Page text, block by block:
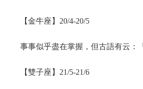
【金牛座】20/4-20/5
事事似乎盡在掌握，但古語有云：「
【雙子座】21/5-21/6